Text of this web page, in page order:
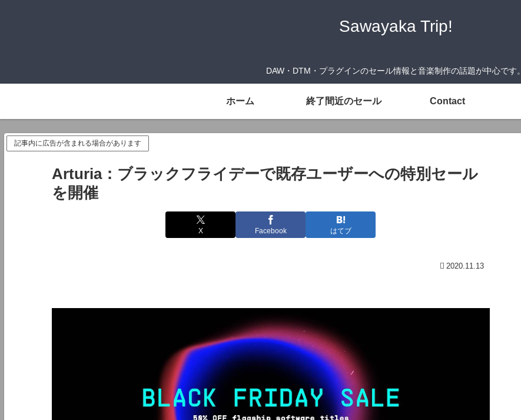
Sawayaka Trip!
DAW・DTM・プラグインのセール情報と音楽制作の話題が中心です。
ホーム 終了間近のセール Contact
記事内に広告が含まれる場合があります
Arturia：ブラックフライデーで既存ユーザーへの特別セール
を開催
X Facebook はてブ
2020.11.13